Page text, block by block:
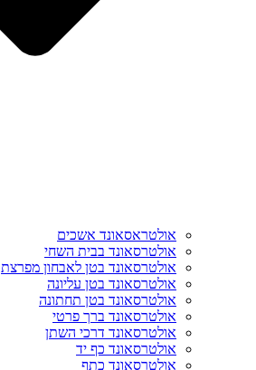
אולטראסאונד אשכים
אולטרסאונד בבית השחי
אולטרסאונד בטן לאבחון מפרצת
אולטרסאונד בטן עליונה
אולטרסאונד בטן תחתונה
אולטרסאונד ברך פרטי
אולטרסאונד דרכי השתן
אולטרסאונד כף יד
אולטרסאונד כתף